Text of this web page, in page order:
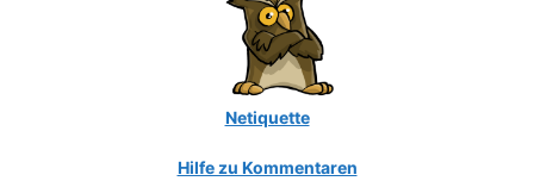
Netiquette
Hilfe zu Kommentaren